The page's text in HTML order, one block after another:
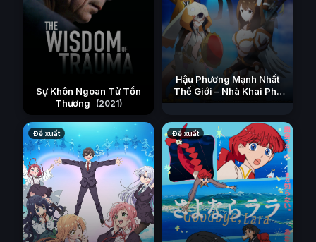
Sự Khôn Ngoan Từ Tổn
Thương
(2021)
Hậu Phương Mạnh Nhất
Thế Giới – Nhà Khai Phá
Tân Binh Của Vương Quốc
Đề xuất Đề xuất